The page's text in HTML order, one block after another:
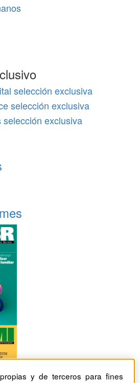
selección exclusiva
selección exclusiva
selección exclusiva
y de terceros para fines